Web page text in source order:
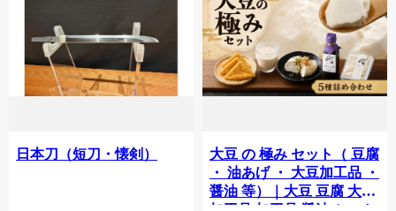
日本刀（短刀・懐剣）
大豆 の 極み セット（ 豆腐
・ 油あげ ・ 大豆加工品 ・
醤油 等）｜大豆 豆腐 大豆